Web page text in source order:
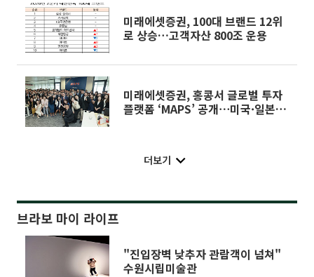
미래에셋증권, 100대 브랜드 12위
로 상승…고객자산 800조 운용
미래에셋증권, 홍콩서 글로벌 투자
플랫폼 ‘MAPS’ 공개⋯미국·일본으
더보기
브라보 마이 라이프
"진입장벽 낮추자 관람객이 넘쳐"
수원시립미술관